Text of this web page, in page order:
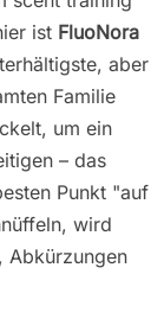
ist FluoNora
aber
Familie
um ein
– das
Punkt "auf
wird
Abkürzungen